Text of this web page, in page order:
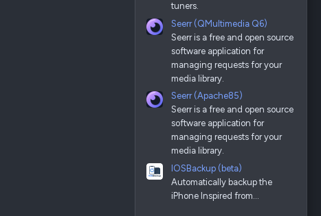
tuners.
Seerr (QMultimedia Q6)
Seerr is a free and open source
software application for
managing requests for your
media library.
Seerr (Apache85)
Seerr is a free and open source
software application for
managing requests for your
media library.
IOSBackup (beta)
Automatically backup the
iPhone Inspired from…